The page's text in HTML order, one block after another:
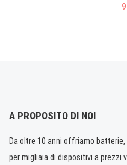
A PROPOSITO DI NOI
Da oltre 10 anni offriamo
per migliaia di dispositivi a prezzi